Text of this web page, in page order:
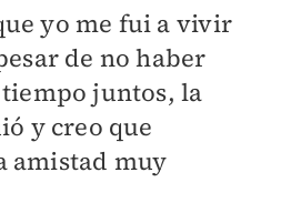
yo me fui a vivir
de no haber
juntos, la
y creo que
amistad muy